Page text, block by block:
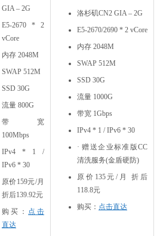
GIA – 2G
E5-2670 * 2
vCore
内存 2048M
SWAP 512M
SSD 30G
流量 800G
带宽
100Mbps
IPv4 * 1 /
IPv6 * 30
原价159元/月
折后139.92元
购买： 点击
直达
洛杉矶CN2 GIA – 2G
E5-2670/2690 * 2 vCore
内存 2048M
SWAP 512M
SSD 30G
流量 1000G
带宽 1Gbps
IPv4 * 1 / IPv6 * 30
· 赠送企业标准版CC
清洗服务(金盾硬防)
原价135元/月 折后
118.8元
购买： 点击直达